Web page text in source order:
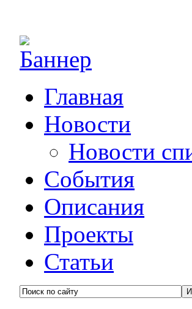
Главная
Новости
Новости
События
Описания
Проекты
Статьи